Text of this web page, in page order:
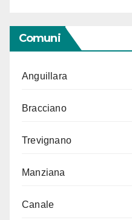
Comuni
Anguillara
Bracciano
Trevignano
Manziana
Canale